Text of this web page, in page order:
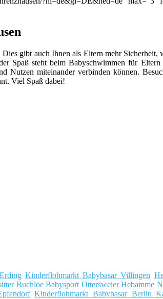
gibt auch Ihnen als Eltern mehr Sicherheit,
Spaß steht beim Babyschwimmen für
Nutzen miteinander verbinden können.
Viel Spaß dabei!
Kinderflohmarkt Babybasar Villingen
Buchloe Babysport Ottersweier Hebamme
Kinderflohmarkt Babybasar Berlin